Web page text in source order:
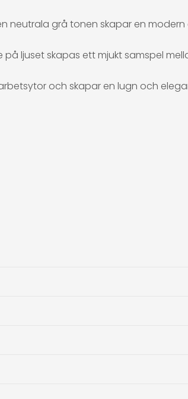
neutrala grå tonen skapar en
ljuset skapas ett mjukt samspel
och skapar en lugn och